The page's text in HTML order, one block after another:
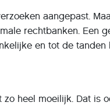
aangepast.
rechtbanken. Een
en tot de
heel moeilijk. Dat is